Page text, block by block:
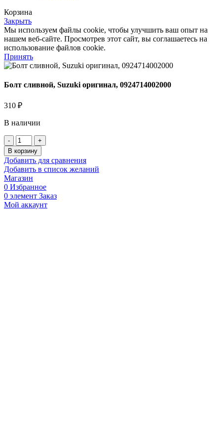
Корзина
Закрыть
Мы используем файлы cookie, чтобы улучшить ваш опыт на
нашем веб-сайте. Просмотрев этот сайт, вы соглашаетесь на
использование файлов cookie.
Принять
Болт сливной, Suzuki оригинал, 0924714002000
310 ₽
В наличии
Количество
товара
Болт
сливной,
Suzuki
оригинал,
0924714002000
В корзину
Добавить для сравнения
Добавить в список желаний
Магазин
0 Избранное
0 элемент Заказ
Мой аккаунт